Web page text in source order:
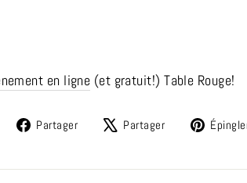
en ligne (et gratuit!) Table Rouge!
Partager
PartagerPartager
Tweeter